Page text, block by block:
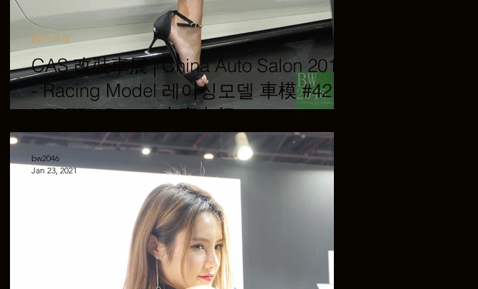
CAS 改裝車展 | China Auto Salon 2019
- Racing Model 레이싱모델 車模 #42 @
VERTEX Rental 上壹出行
國內展會
bw2046
Jan 23, 2021